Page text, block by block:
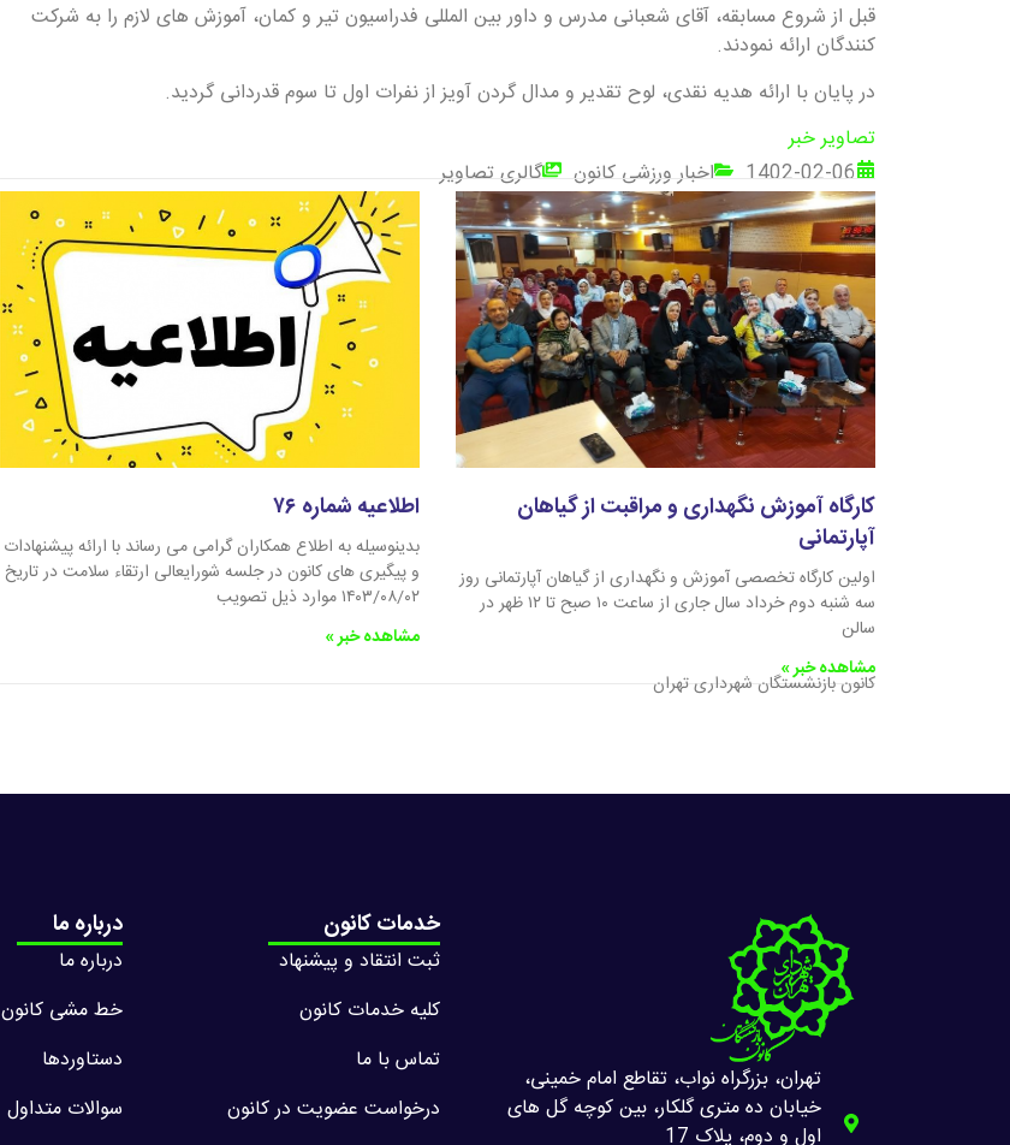
قبل از شروع مسابقه، آقای شعبانی مدرس و داور بین المللی فدراسیون تیر و کمان، آموزش های لازم را به شرکت
کنندگان ارائه نمودند.
در پایان با ارائه هدیه نقدی، لوح تقدیر و مدال گردن آویز از نفرات اول تا سوم قدردانی گردید.
تصاویر خبر
1402-02-06
اخبار ورزشی کانون گالری تصاویر
کارگاه آموزش نگهداری و مراقبت از گیاهان
آپارتمانی
اولین کارگاه تخصصی آموزش و نگهداری از گیاهان آپارتمانی روز
سه شنبه دوم خرداد سال جاری از ساعت ۱۰ صبح تا ۱۲ ظهر در
سالن
مشاهده خبر »
اطلاعیه شماره ۷۶
بدینوسیله به اطلاع همکاران گرامی می رساند با ارائه پیشنهادات
و پیگیری های کانون در جلسه شورایعالی ارتقاء سلامت در تاریخ
۱۴۰۳/۰۸/۰۲ موارد ذیل تصویب
مشاهده خبر »
کانون بازنشستگان شهرداری تهران
تهران، بزرگراه نواب، تقاطع امام خمینی،
خیابان ده متری گلکار، بین کوچه گل های
اول و دوم، پلاک 17
خدمات کانون
ثبت انتقاد و پیشنهاد
کلیه خدمات کانون
تماس با ما
درخواست عضویت در کانون
درباره ما
درباره ما
خط مشی کانون
دستاوردها
سوالات متداول